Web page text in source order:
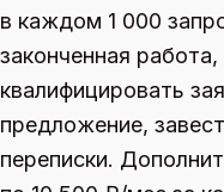
в каждом 1 000
законченная
квалифицировать
предложение,
переписки.